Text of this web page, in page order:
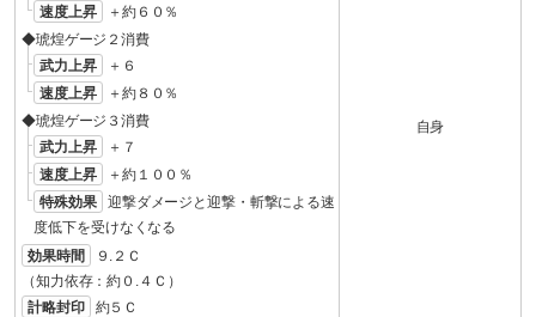
速度上昇
＋約６０％
◆琥煌ゲージ２消費
武力上昇
＋６
速度上昇
＋約８０％
◆琥煌ゲージ３消費
武力上昇
＋７
速度上昇
＋約１００％
特殊効果
迎撃ダメージと迎撃・斬撃による速
度低下を受けなくなる
効果時間
９.２Ｃ
（知力依存：約０.４Ｃ）
計略封印
約５Ｃ
自身